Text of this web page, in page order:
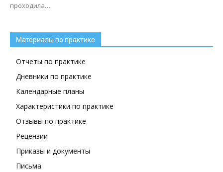
проходила…
Материалы по практике
Отчеты по практике
Дневники по практике
Календарные планы
Характеристики по практике
Отзывы по практике
Рецензии
Приказы и документы
Письма